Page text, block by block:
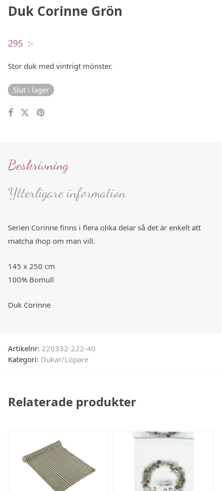
Duk Corinne Grön
295 :-
Stor duk med vintrigt mönster.
Slut i lager
Beskrivning
Ytterligare information
Serien Corinne finns i flera olika delar så det är enkelt att
matcha ihop om man vill.
145 x 250 cm
100% Bomull
Duk Corinne
Artikelnr: 220332-222-40
Kategori: Dukar/Löpare
Relaterade produkter